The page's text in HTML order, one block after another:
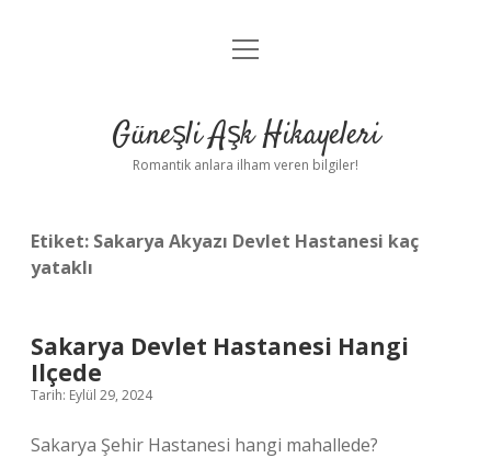
Anasayfa
Yasal Uyarı
menüyü
Güneşli Aşk Hikayeleri
Romantik anlara ilham veren bilgiler!
Etiket: Sakarya Akyazı Devlet Hastanesi kaç
yataklı
Sakarya Devlet Hastanesi Hangi
Ilçede
Tarih: Eylül 29, 2024
Sakarya Şehir Hastanesi hangi mahallede?